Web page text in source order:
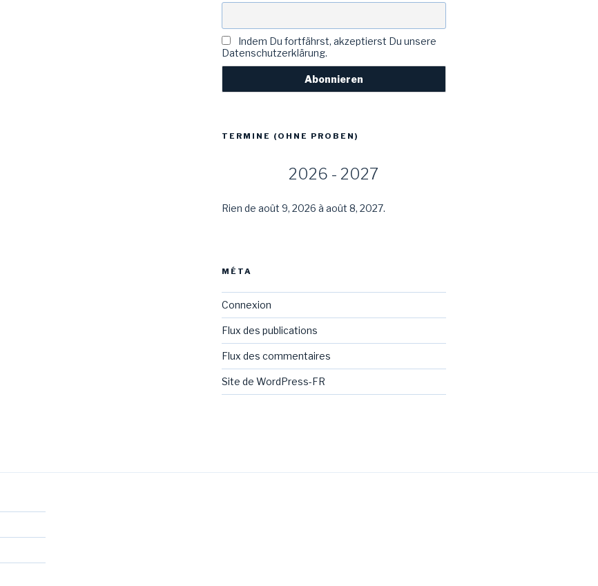
Indem Du fortfährst, akzeptierst Du unsere
Datenschutzerklärung.
TERMINE (OHNE PROBEN)
2026 - 2027
Rien de août 9, 2026 à août 8, 2027.
MÉTA
Connexion
Flux des publications
Flux des commentaires
Site de WordPress-FR